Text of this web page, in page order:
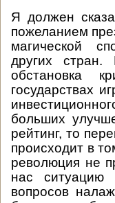
Я должен
пожеланием
магической
других стран.
обстановка
государствах
больших
рейтинг, то
происходит в
революция не
нас
вопросов